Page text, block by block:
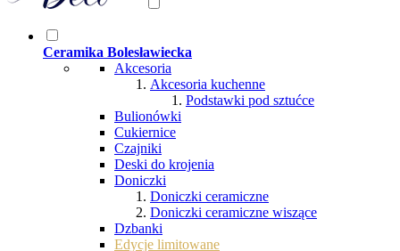
Ceramika Bolesławiecka
Akcesoria
Akcesoria kuchenne
Podstawki pod sztućce
Bulionówki
Cukiernice
Czajniki
Deski do krojenia
Doniczki
Doniczki ceramiczne
Doniczki ceramiczne wiszące
Dzbanki
Edycje limitowane